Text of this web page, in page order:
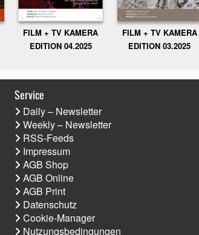
FILM + TV KAMERA
EDITION 04.2025
FILM + TV KAMERA
EDITION 03.2025
Service
Daily – Newsletter
Weekly – Newsletter
RSS-Feeds
Impressum
AGB Shop
AGB Online
AGB Print
Datenschutz
Cookie-Manager
Nutzungsbedingungen